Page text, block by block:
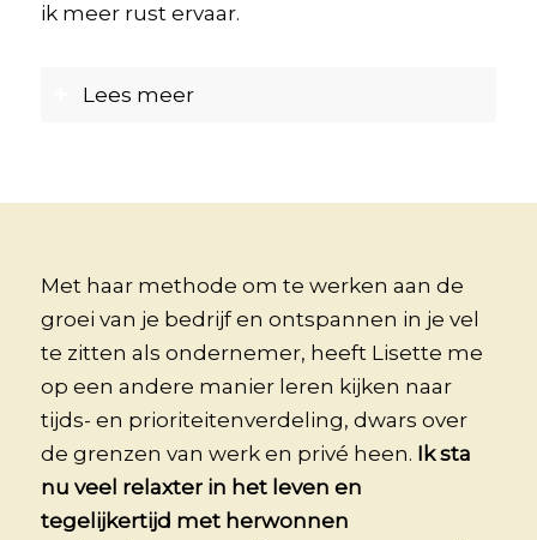
ik meer rust ervaar.
Lees meer
Met haar methode om te werken aan de
groei van je bedrijf en ontspannen in je vel
te zitten als ondernemer, heeft Lisette me
op een andere manier leren kijken naar
tijds- en prioriteitenverdeling, dwars over
de grenzen van werk en privé heen. Ik sta
nu veel relaxter in het leven en
tegelijkertijd met herwonnen